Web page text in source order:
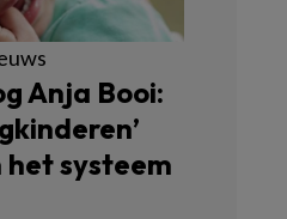
Anja Booi:
systeem